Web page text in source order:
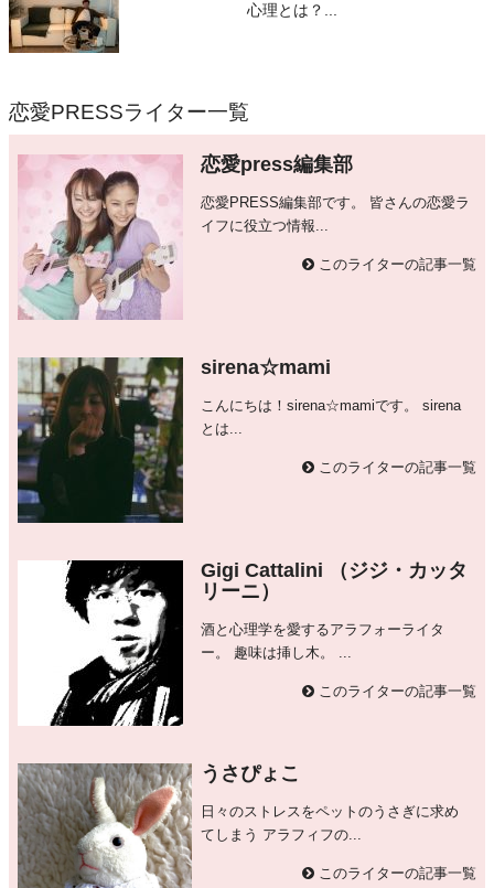
心理とは？...
恋愛PRESSライター一覧
恋愛press編集部
恋愛PRESS編集部です。 皆さんの恋愛ラ
イフに役立つ情報...
このライターの記事一覧
sirena☆mami
こんにちは！sirena☆mamiです。 sirena
とは...
このライターの記事一覧
Gigi Cattalini （ジジ・カッタ
リーニ）
酒と心理学を愛するアラフォーライタ
ー。 趣味は挿し木。 ...
このライターの記事一覧
うさぴょこ
日々のストレスをペットのうさぎに求め
てしまう アラフィフの...
このライターの記事一覧